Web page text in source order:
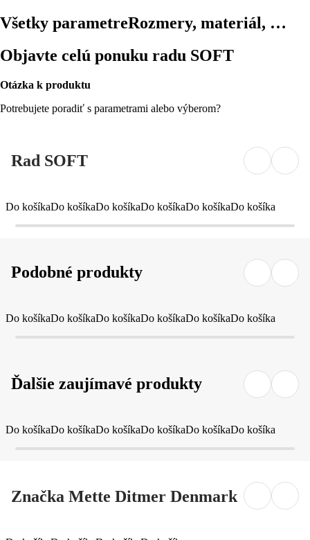
Všetky parametreRozmery, materiál, …
Objavte celú ponuku radu SOFT
Otázka k produktu
Potrebujete poradiť s parametrami alebo výberom?
Rad SOFT
Do košíkaDo košíkaDo košíkaDo košíkaDo košíkaDo košíka
Podobné produkty
Do košíkaDo košíkaDo košíkaDo košíkaDo košíkaDo košíka
Ďalšie zaujímavé produkty
Do košíkaDo košíkaDo košíkaDo košíkaDo košíkaDo košíka
Značka Mette Ditmer Denmark